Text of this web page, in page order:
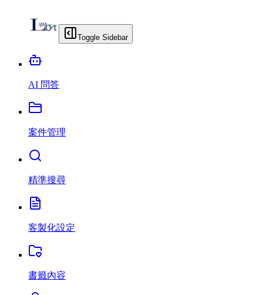
Toggle Sidebar
AI 問答
案件管理
精準搜尋
客製化設定
書籤內容